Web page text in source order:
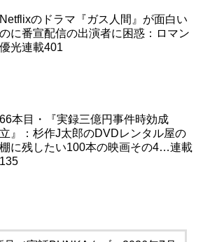
Netflixのドラマ『ガス人間』が面白い
のに番宣配信の出演者に困惑：ロマン
優光連載401
66本目・『実録三億円事件時効成
立』：杉作J太郎のDVDレンタル屋の
棚に残したい100本の映画その4…連載
135